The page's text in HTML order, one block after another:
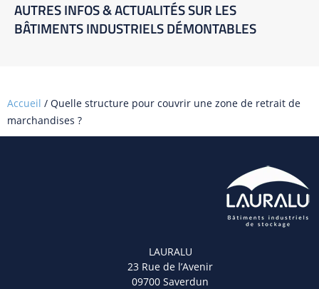
AUTRES INFOS & ACTUALITÉS SUR LES
BÂTIMENTS INDUSTRIELS DÉMONTABLES
Accueil / Quelle structure pour couvrir une zone de retrait de
marchandises ?
LAURALU
23 Rue de l’Avenir
09700 Saverdun